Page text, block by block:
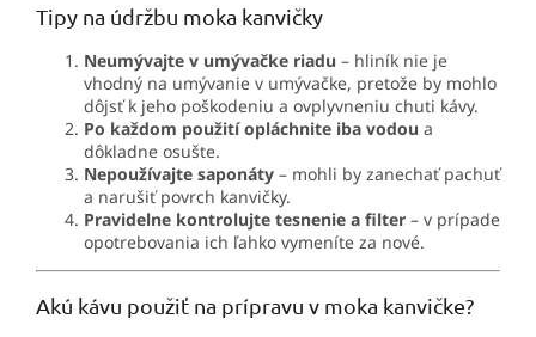
Tipy na údržbu moka kanvičky
Neumývajte v umývačke riadu – hliník nie je
vhodný na umývanie v umývačke, pretože by mohlo
dôjsť k jeho poškodeniu a ovplyvneniu chuti kávy.
Po každom použití opláchnite iba vodou a
dôkladne osušte.
Nepoužívajte saponáty – mohli by zanechať pachuť
a narušiť povrch kanvičky.
Pravidelne kontrolujte tesnenie a filter – v prípade
opotrebovania ich ľahko vymeníte za nové.
Akú kávu použiť na prípravu v moka kanvičke?